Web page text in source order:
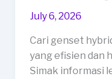
July 6, 2026
Cari genset
yang efisien dan
Simak informasi